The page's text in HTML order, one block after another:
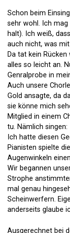
Schon beim
sehr wohl. Ich
halt). Ich weiß,
auch nicht, was
Da tat kein
alles so leicht an.
Genralprobe in
Auch unsere
Gold ansagte, da
sie könne mich
Mitglied in einem
tu. Nämlich singen:
Ich hatte diesen
Pianisten spielte
Augenwinkeln
Wir begannen
Strophe
mal genau
Scheinwerfern.
anderseits glaube
Ausgerechnet bei